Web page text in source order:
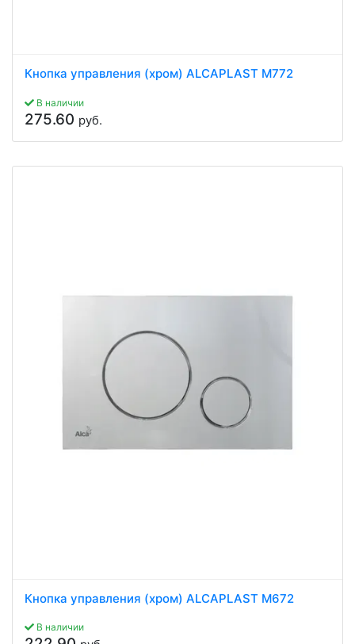
Кнопка управления (хром) ALCAPLAST M772
В наличии
275.60 руб.
Кнопка управления (хром) ALCAPLAST M672
В наличии